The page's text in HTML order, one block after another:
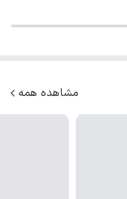
مشاهده همه